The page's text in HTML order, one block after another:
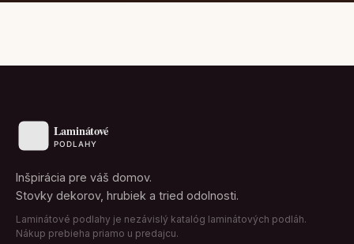
Inšpirácia pre váš domov.
Stovky dekorov, hrubiek a tried odolnosti.
Laminátové podlahy je nezávislý katalóg laminátových podláh.
Nákup prebieha priamo u predajcu.